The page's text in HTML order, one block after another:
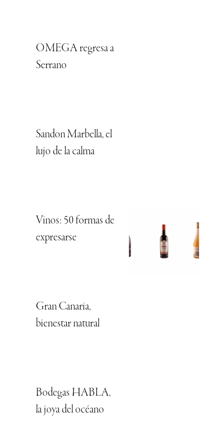
OMEGA regresa a
Serrano
Sandon Marbella, el
lujo de la calma
Vinos: 50 formas de
expresarse
Gran Canaria,
bienestar natural
Bodegas HABLA,
la joya del océano